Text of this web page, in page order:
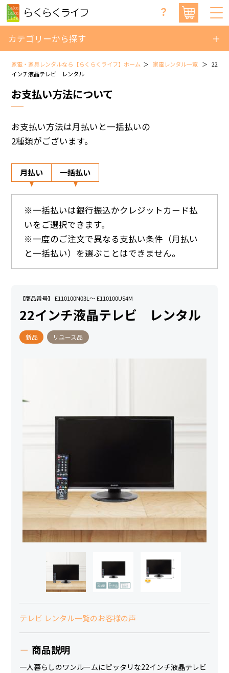
？
カテゴリーから探す
家電・家具レンタルなら【らくらくライフ】ホーム 家電レンタル一覧
22
インチ液晶テレビ レンタル
お支払い方法について
お支払い方法は月払いと一括払いの
2種類がございます。
月払い 一括払い
※一括払いは銀行振込かクレジットカード払
いをご選択できます。
※一度のご注文で異なる支払い条件（月払い
と一括払い）を選ぶことはできません。
【商品番号】 E110100N03L～ E110100US4M
22インチ液晶テレビ レンタル
新品 リユース品
テレビ レンタル一覧のお客様の声
商品説明
一人暮らしのワンルームにピッタリな22インチ液晶テレビ